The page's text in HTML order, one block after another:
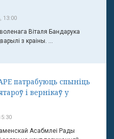
13:00
Віталя Бандарука
з краіны. ...
патрабуюць спыніць
і вернікаў у
Асабмлеі Рады